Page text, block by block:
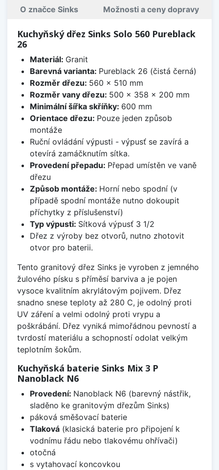
O značce Sinks Možnosti a ceny dopravy
Kuchyňský dřez Sinks Solo 560 Pureblack
26
Materiál: Granit
Barevná varianta: Pureblack 26 (čistá černá)
Rozměr dřezu: 560 x 510 mm
Rozměr vany dřezu: 500 x 358 x 200 mm
Minimální šířka skříňky: 600 mm
Orientace dřezu: Pouze jeden způsob
montáže
Ruční ovládání výpusti - výpusť se zavírá a
otevírá zamáčknutím sítka.
Provedení přepadu: Přepad umístěn ve vaně
dřezu
Způsob montáže: Horní nebo spodní (v
případě spodní montáže nutno dokoupit
příchytky z příslušenství)
Typ výpusti: Sítková výpusť 3 1/2
Dřez z výroby bez otvorů, nutno zhotovit
otvor pro baterii.
Tento granitový dřez Sinks je vyroben z jemného
žulového písku s příměsí barviva a je pojen
vysoce kvalitním akrylátovým pojivem. Dřez
snadno snese teploty až 280 C, je odolný proti
UV záření a velmi odolný proti vrypu a
poškrábání. Dřez vyniká mimořádnou pevností a
tvrdostí materiálu a schopností odolat velkým
teplotním šokům.
Kuchyňská baterie Sinks Mix 3 P
Nanoblack N6
Provedení: Nanoblack N6 (barevný nástřik,
sladěno ke granitovým dřezům Sinks)
páková směšovací baterie
Tlaková(klasická baterie pro připojení k
vodnímu řádu nebo tlakovému ohřívači)
otočná
s vytahovací koncovkou